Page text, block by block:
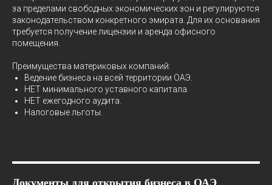
за пределами свободных экономических зон и регулируются
законодательством конкретного эмирата. Для их основания
требуется получение лицензии и аренда офисного
помещения.
Преимущества материковых компаний:
Ведение бизнеса на всей территории ОАЭ.
НЕТ минимального уставного капитала.
НЕТ ежегодного аудита.
Налоговые льготы.